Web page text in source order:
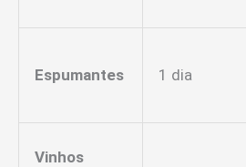
Espumantes 1 dia
Vinhos